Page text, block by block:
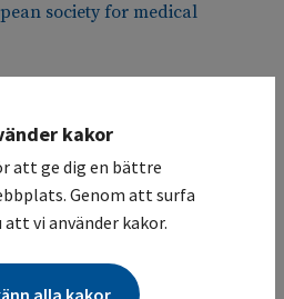
society for medical
tillsammans med
riskfaktorer och orsak
patienten och
upp och utvärdera
som kan provas är
kakor
att ge dig en bättre
Genom att surfa
vi använder kakor.
alla kakor